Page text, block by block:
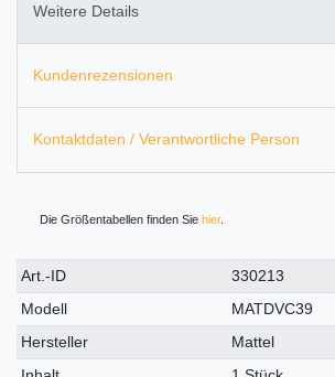
Weitere Details
Kundenrezensionen
Kontaktdaten / Verantwortliche Person
Die Größentabellen finden Sie hier.
Technisches
Merkmal
Wert
Art.-ID
330213
Modell
MATDVC39
Hersteller
Mattel